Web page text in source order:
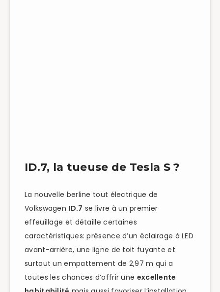
ID.7, la tueuse de Tesla S ?
La nouvelle berline tout électrique de
Volkswagen ID.7 se livre à un premier
effeuillage et détaille certaines
caractéristiques: présence d’un éclairage à LED
avant-arrière, une ligne de toit fuyante et
surtout un empattement de 2,97 m qui a
toutes les chances d’offrir une excellente